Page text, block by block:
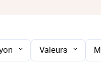
Valeurs